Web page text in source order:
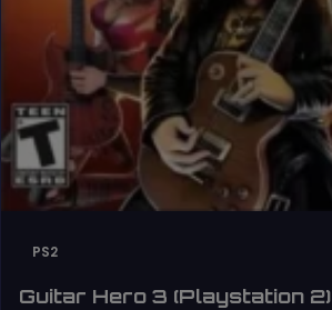
PS2
Guitar Hero 3 (Playstation 2)